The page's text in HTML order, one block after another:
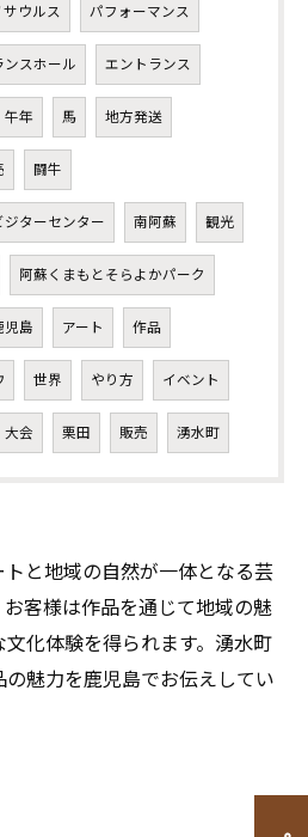
サウルス パフォーマンス
ンスホール エントランス
午年 馬 地方発送
闘牛
ジターセンター 南阿蘇 観光
阿蘇くまもとそらよかパーク
児島 アート 作品
世界 やり方 イベント
大会 栗田 販売 湧水町
と地域の自然が一体となる芸
客様は作品を通じて地域の魅
化体験を得られます。湧水町
魅力を鹿児島でお伝えしてい